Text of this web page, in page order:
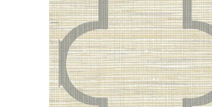
ЦВЕТА